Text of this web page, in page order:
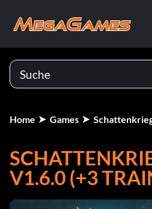
Home Games
V1.6.0 (+3